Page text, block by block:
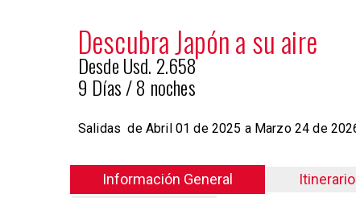
Descubra Japón a su aire
Desde Usd. 2.658
9 Días / 8 noches
Salidas de Abril 01 de 2025 a Marzo 24 de
Información General Itinerario